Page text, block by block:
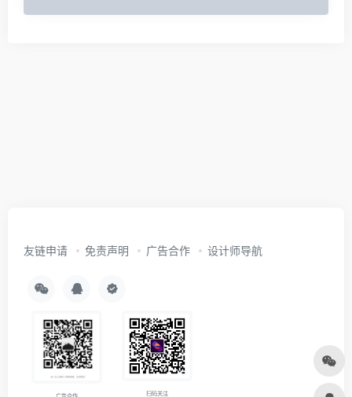
友链申请 免责声明 广告合作 设计师导航
扫码关注